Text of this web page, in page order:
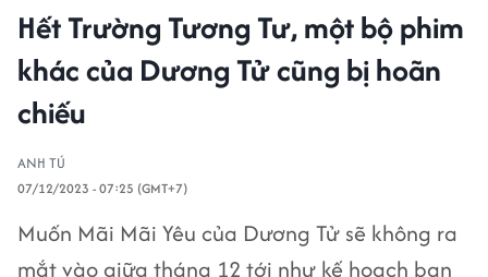
Hết Trường Tương Tư, một bộ phim
khác của Dương Tử cũng bị hoãn
chiếu
ANH TÚ
07/12/2023 - 07:25 (GMT+7)
Muốn Mãi Mãi Yêu của Dương Tử sẽ không ra
mắt vào giữa tháng 12 tới như kế hoạch ban